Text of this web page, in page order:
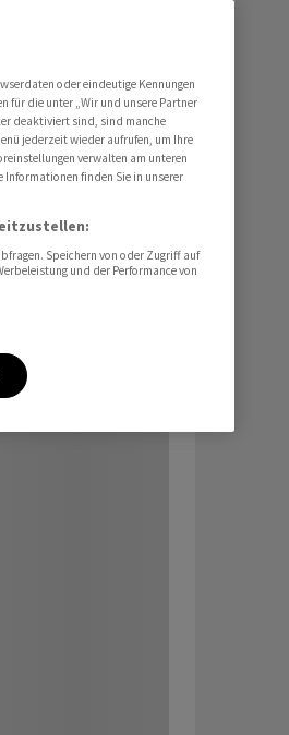
oder eindeutige Kennungen
für die unter „Wir und unsere Partner
deaktiviert sind, sind manche
jederzeit wieder aufrufen, um Ihre
verwalten am unteren
Informationen finden Sie in unserer
Speichern von oder Zugriff auf
und der Performance von